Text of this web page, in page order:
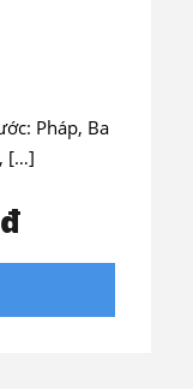
Pháp, Ba
[…]